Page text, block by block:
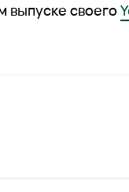
выпуске своего